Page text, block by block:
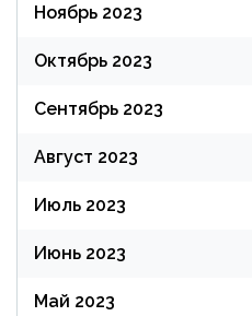
Ноябрь 2023
Октябрь 2023
Сентябрь 2023
Август 2023
Июль 2023
Июнь 2023
Май 2023